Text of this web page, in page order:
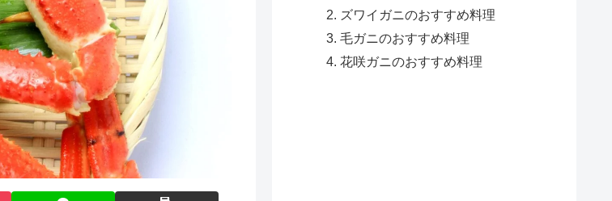
ズワイガニのおすすめ料理
毛ガニのおすすめ料理
花咲ガニのおすすめ料理